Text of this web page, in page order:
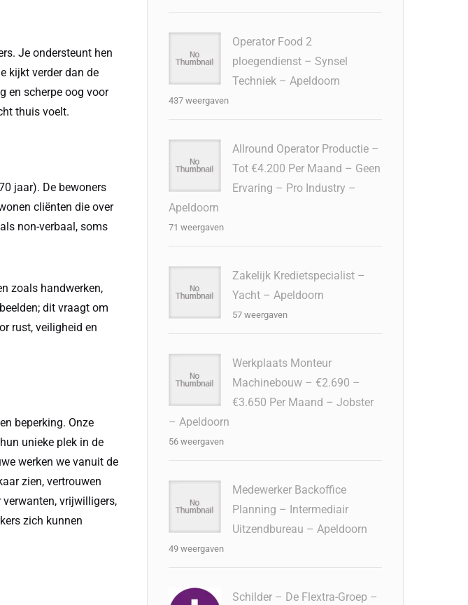
Je ondersteunt hen
kijkt verder dan de
en scherpe oog voor
thuis voelt.
jaar). De bewoners
cliënten die over
non-verbaal, soms
zoals handwerken,
dit vraagt om
rust, veiligheid en
beperking. Onze
unieke plek in de
werken we vanuit de
zien, vertrouwen
vrijwilligers,
zich kunnen
Operator Food 2
ploegendienst – Synsel
Techniek – Apeldoorn
437 weergaven
Allround Operator Productie –
Tot €4.200 Per Maand – Geen
Ervaring – Pro Industry –
Apeldoorn
71 weergaven
Zakelijk Kredietspecialist –
Yacht – Apeldoorn
57 weergaven
Werkplaats Monteur
Machinebouw – €2.690 –
€3.650 Per Maand – Jobster
– Apeldoorn
56 weergaven
Medewerker Backoffice
Planning – Intermediair
Uitzendbureau – Apeldoorn
49 weergaven
Schilder – De Flextra-Groep –